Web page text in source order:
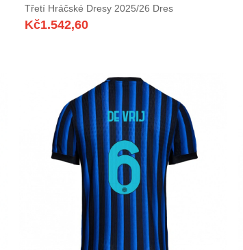
Třetí Hráčské Dresy 2025/26 Dres
Kč1.542,60